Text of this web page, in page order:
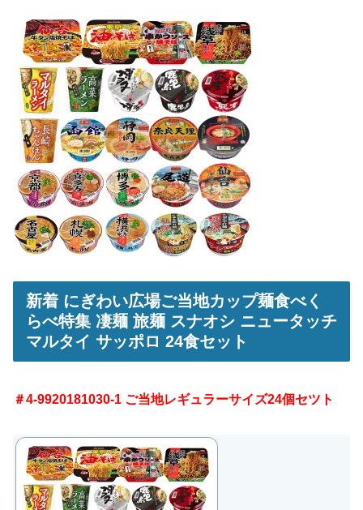
新着 にぎわい広場ご当地カップ麺食べく
らべ特集 凄麺 旅麺 スナオシ ニュータッチ
マルタイ サッポロ 24食セット
＃4-9920181030-1 ご当地レギュラーサイズ24個セツト